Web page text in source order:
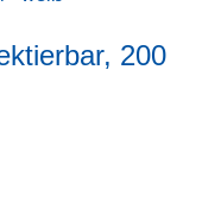
200